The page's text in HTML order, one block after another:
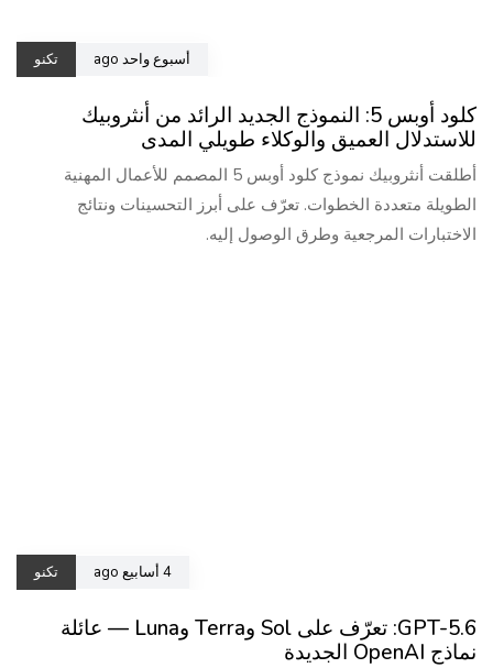
أسبوع واحد ago تكنو
كلود أوبس 5: النموذج الجديد الرائد من أنثروبيك
للاستدلال العميق والوكلاء طويلي المدى
أطلقت أنثروبيك نموذج كلود أوبس 5 المصمم للأعمال المهنية
الطويلة متعددة الخطوات. تعرّف على أبرز التحسينات ونتائج
الاختبارات المرجعية وطرق الوصول إليه.
4 أسابيع ago تكنو
GPT-5.6: تعرّف على Sol وTerra وLuna — عائلة
نماذج OpenAI الجديدة